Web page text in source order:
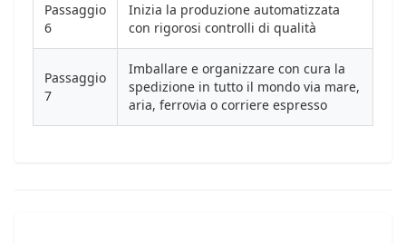
Passaggio
6
Inizia la produzione automatizzata
con rigorosi controlli di qualità
Passaggio
7
Imballare e organizzare con cura la
spedizione in tutto il mondo via mare,
aria, ferrovia o corriere espresso